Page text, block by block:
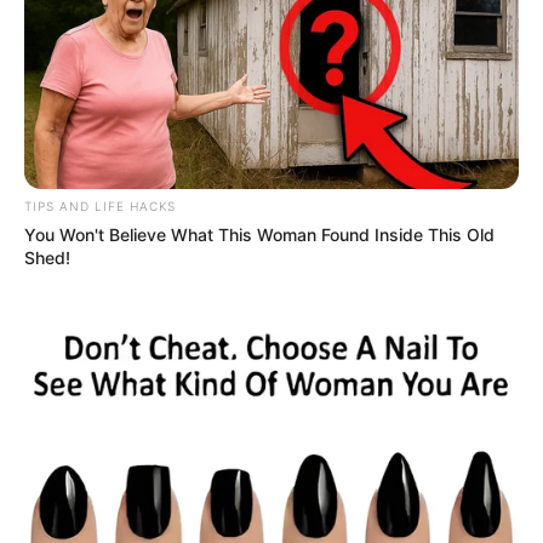
Atenção Primária cadastrados no e-Gestor AB, com acesso ao
sistema Gerencia APS.
Leia a Nota Técnica nº 1.579/2020-CGFAP/DESF/SAPS/MS, – para
obter informações sobre o método de cálculo do teto de
credenciamento de equipe de Saúde da Família (eSF) e equipe de
TIPS AND LIFE HACKS
You Won't Believe What This Woman Found Inside This Old
Shed!